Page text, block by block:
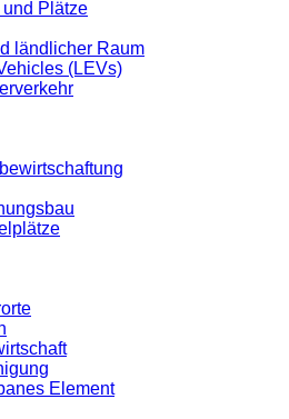
Plätze
ländlicher Raum
(LEVs)
Element